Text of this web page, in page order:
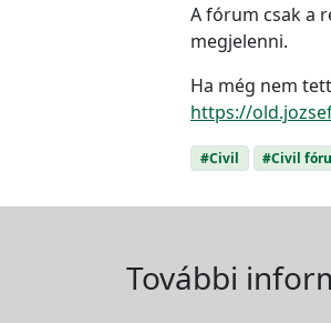
A fórum csak a
megjelenni.
Ha még nem
https://
#Civil #Civil
További